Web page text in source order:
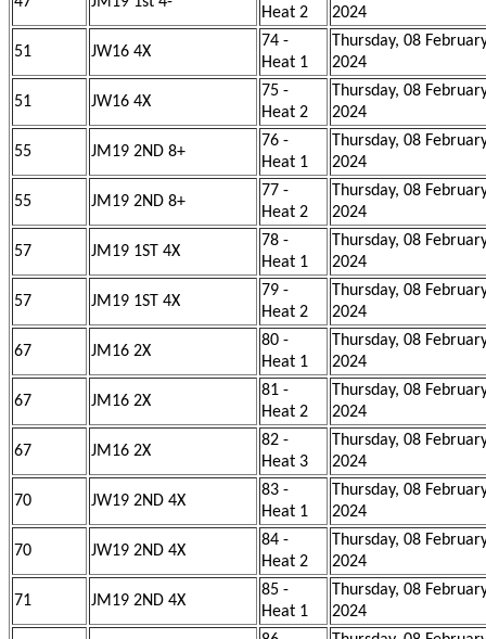
Heat 2 2024
51 JW16 4X
74 -
Heat 1
Thursday, 08
2024
51 JW16 4X
75 -
Heat 2
Thursday, 08
2024
55 JM19 2ND 8+
76 -
Heat 1
Thursday, 08
2024
55 JM19 2ND 8+
77 -
Heat 2
Thursday, 08
2024
57 JM19 1ST 4X
78 -
Heat 1
Thursday, 08
2024
57 JM19 1ST 4X
79 -
Heat 2
Thursday, 08
2024
67 JM16 2X
80 -
Heat 1
Thursday, 08
2024
67 JM16 2X
81 -
Heat 2
Thursday, 08
2024
67 JM16 2X
82 -
Heat 3
Thursday, 08
2024
70 JW19 2ND 4X
83 -
Heat 1
Thursday, 08
2024
70 JW19 2ND 4X
84 -
Heat 2
Thursday, 08
2024
71 JM19 2ND 4X
85 -
Heat 1
Thursday, 08
2024